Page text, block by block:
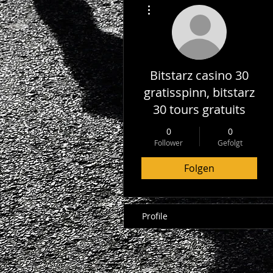
Bitstarz casino 30
gratisspinn, bitstarz
30 tours gratuits
0
Follower
0
Gefolgt
Folgen
Profile